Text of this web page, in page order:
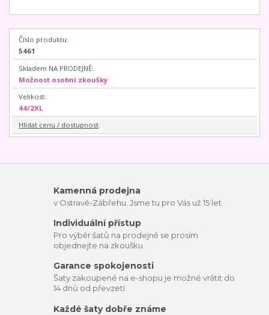
Číslo produktu:
5461
Skladem NA PRODEJNĚ:
Možnost osobní zkoušky
Velikost:
44/2XL
Hlídat cenu / dostupnost
Kamenná prodejna
v Ostravě-Zábřehu. Jsme tu pro Vás už 15 let
Individuální přístup
Pro výběr šatů na prodejně se prosím
objednejte na zkoušku
Garance spokojenosti
Šaty zakoupené na e-shopu je možné vrátit do
14 dnů od převzetí.
Každé šaty dobře známe